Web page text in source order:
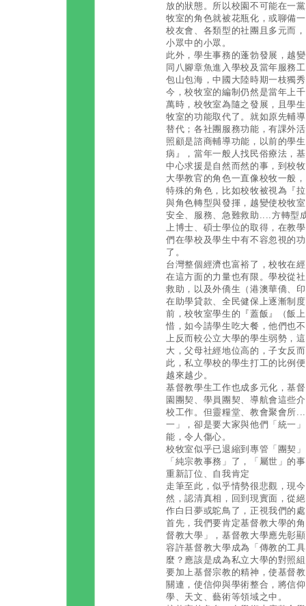
放的狀態。所以校園不可能在一
牧室的角色就被花瓶化，或聊備
校友會、各類型的社團且多元而
小眾中的小眾。
此外，學生事務的蓬勃發展，越
同八腳章魚進入學校及當年服務
包山包海，中國大陸時期一枝獨
今，校牧室的編制仍然是當年上
萬時，校牧室為隨之發展，且學
牧室的功能取代了。就如原先輔
替代；各社團服務功能，有課外
照顧是諮商輔導功能，以前的學
病』，當年一般人找民俗療法，
中心求援是自然而然的事，到校
大學教官的角色一直像校牧一般
特殊的角色，比如校牧被視為『
與角色轉型與發揮，越變使校牧
安全、服務、急難救助....方轉型
上博士、碩士學位的取得，在教
們在學校及學生中有不容忽視的
了。
台灣整個經濟也富裕了，校牧在
在這方面的力量也有限。學校從
救助，以及外僑生（港澳華僑、
在助學貸款、全民健保上逐漸制
前，校牧室學生的『蓋飯』（飯
惜，如今請學生吃大餐，他們也
上反而較公立大學的學生弱勢，
大，父母社經地位高的，子女反
此，私立學校的學生打工的比例
越來越少。
基督教學生工作也成多元化，基
園團契、學員團契、導航會這些
校工作。但靈糧堂、教會聚會所
一」，卻是要大家與他們「統一
能，令人傷心。
校牧室似乎已退縮到專管「團契
「純宗教事務」了，「屬世」的
重新訂位、自我肯定
走筆至此，似乎情勢很悲觀，現
然，認清真相，回到現實面，從
作白日夢或鴕鳥了，正視我們的
首先，我們要肯定基督教大學的
督教大學」，基督教大學應先彰
容許基督教大學成為「傳教的工
麼？應該是成為私立大學的對照
要加上基督宗教的精神，使基督
關連，使信仰與學術整合，將信
學、天文、藝術等領域之中。